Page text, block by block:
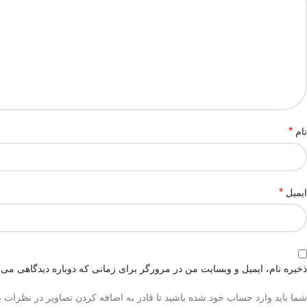
نام *
ایمیل *
ذخیره نام، ایمیل و وبسایت من در مرورگر برای زمانی که دوباره دیدگاهی
شما باید وارد حساب خود شده باشید تا قادر به اضافه کردن تصاویر در نظرات